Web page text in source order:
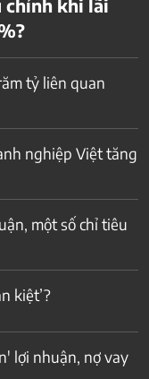
chỉnh khi lãi
tỷ liên quan
nghiệp Việt tăng
một số chỉ tiêu
kiệt’?
lợi nhuận, nợ vay